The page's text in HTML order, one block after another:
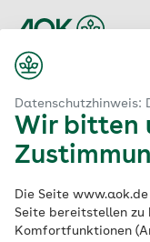
Datenschutzhinweis:
Wir bitten
Die Seite
Seite bereitstellen zu
Komfortfunktionen